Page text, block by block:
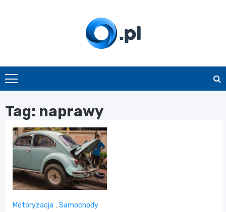
O.pl
Tag: naprawy
Motoryzacja ,Samochody